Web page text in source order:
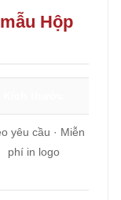
Hộp
yêu cầu · Miễn
phí in logo